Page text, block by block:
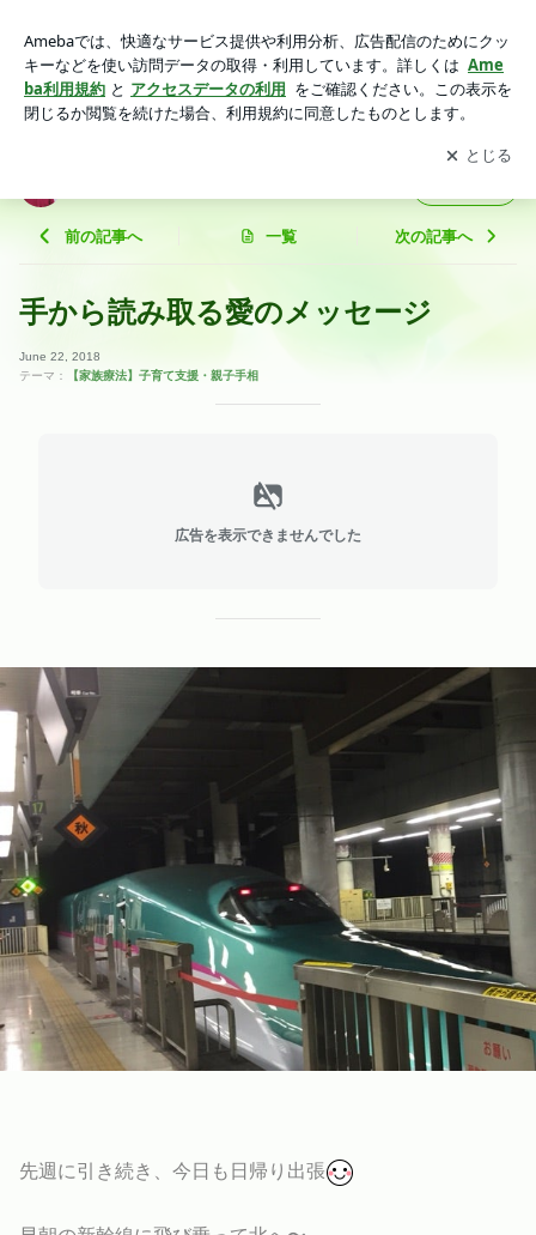
アプリをダウンロードして ブログの更新通知
を受け取りまし
ょう。
開く
前の記事へ 一覧 次の記事へ
手から読み取る愛のメッセージ
June 22, 2018
テーマ：
【家族療法】子育て支援・親子手相
広告を表示できませんでした
先週に引き続き、今日も日帰り出張